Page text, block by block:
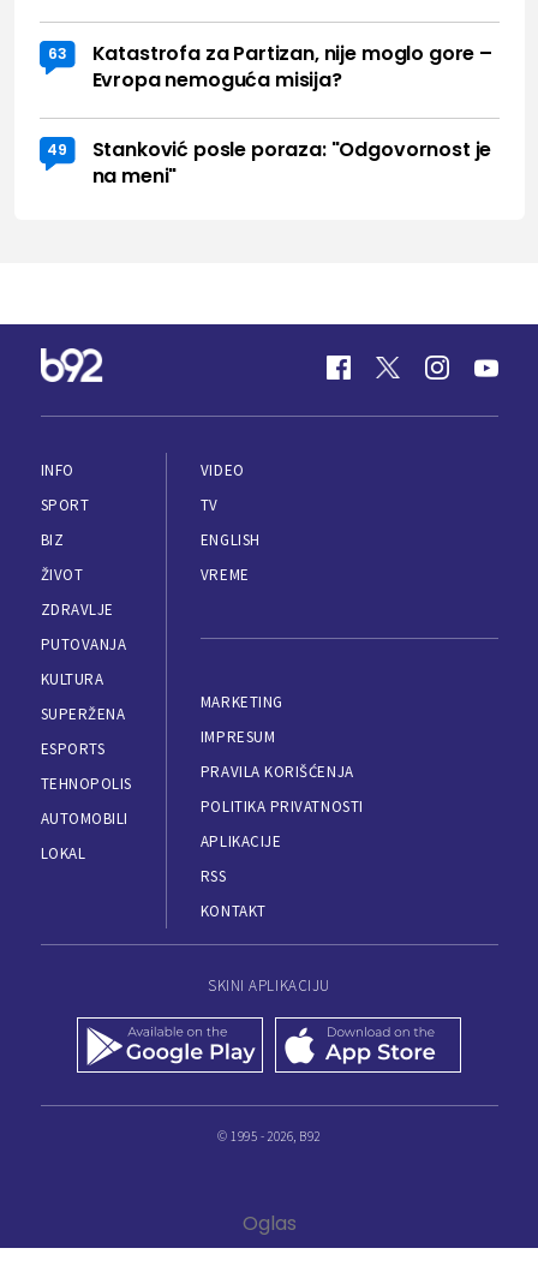
63
Katastrofa za Partizan, nije moglo gore –
Evropa nemoguća misija?
49
Stanković posle poraza: "Odgovornost je
na meni"
INFO
SPORT
BIZ
ŽIVOT
ZDRAVLJE
PUTOVANJA
KULTURA
SUPERŽENA
ESPORTS
TEHNOPOLIS
AUTOMOBILI
LOKAL
VIDEO
TV
ENGLISH
VREME
MARKETING
IMPRESUM
PRAVILA KORIŠĆENJA
POLITIKA PRIVATNOSTI
APLIKACIJE
RSS
KONTAKT
SKINI APLIKACIJU
© 1995 - 2026, B92